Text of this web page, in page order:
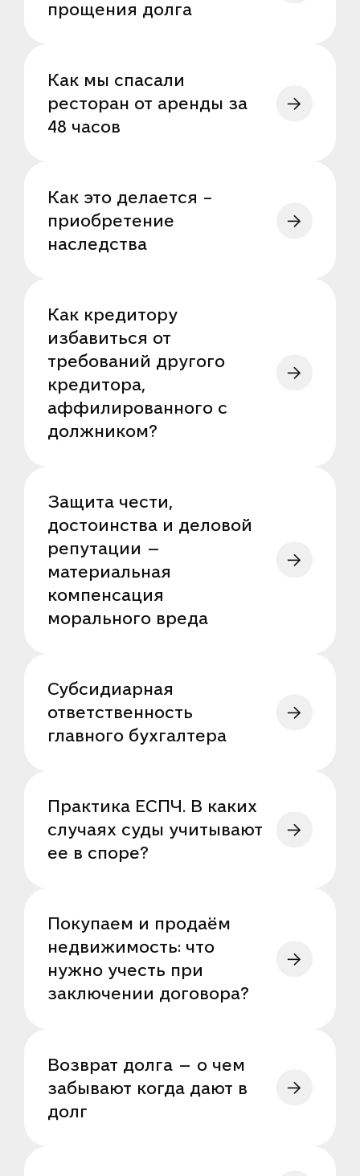
прощения долга
Как мы спасали
ресторан от аренды за
48 часов
Как это делается –
приобретение
наследства
Как кредитору
избавиться от
требований другого
кредитора,
аффилированного с
должником?
Защита чести,
достоинства и деловой
репутации —
материальная
компенсация
морального вреда
Субсидиарная
ответственность
главного бухгалтера
Практика ЕСПЧ. В каких
случаях суды учитывают
ее в споре?
Покупаем и продаём
недвижимость: что
нужно учесть при
заключении договора?
Возврат долга — о чем
забывают когда дают в
долг